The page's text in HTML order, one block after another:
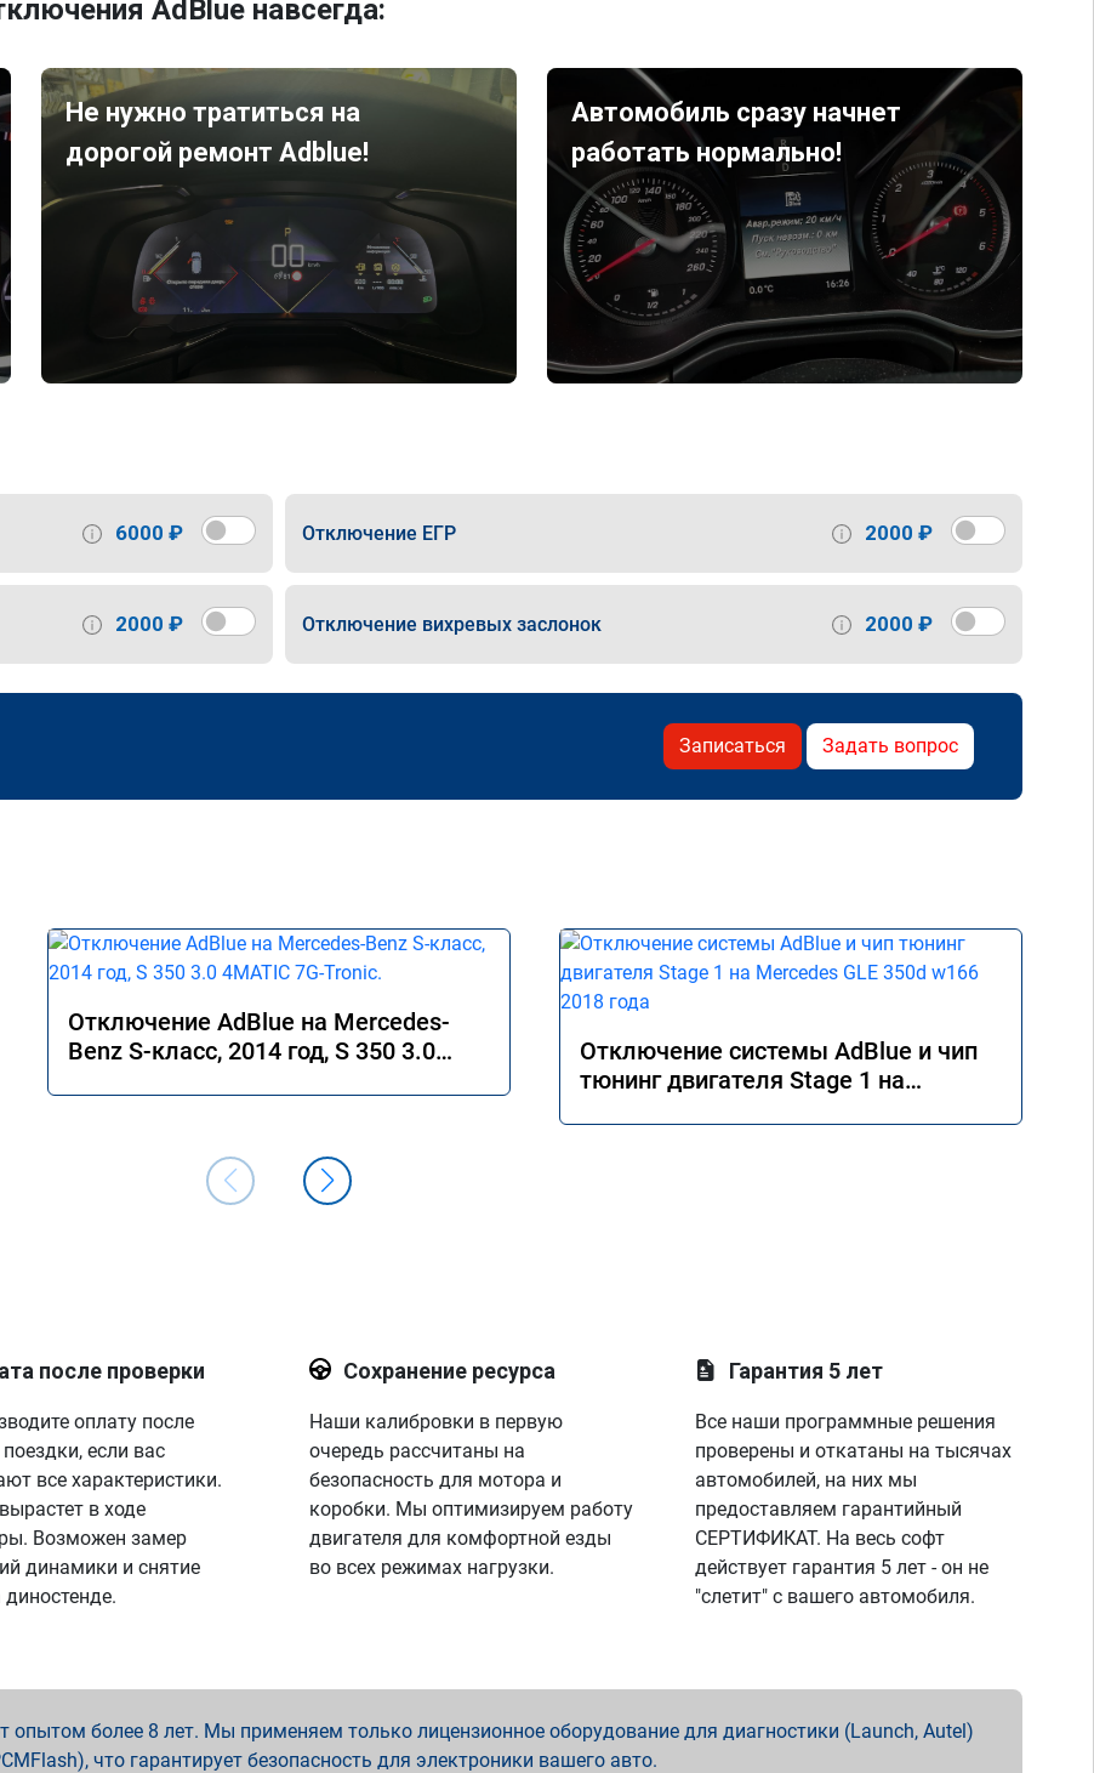
AdBlue навсегда:
Не нужно тратиться на
дорогой ремонт Adblue!
Автомобиль сразу начнет
работать нормально!
6000 ₽ Отключение ЕГР 2000 ₽
2000 ₽ Отключение вихревых заслонок 2000 ₽
Записаться Задать вопрос
Отключение AdBlue на Mercedes-
Benz S-класс, 2014 год, S 350 3.0
Отключение системы AdBlue и чип
тюнинг двигателя Stage 1 на
после проверки
оплату после
если вас
все характеристики.
в ходе
Возможен замер
динамики и снятие
диностенде.
Сохранение ресурса
Наши калибровки в первую
очередь рассчитаны на
безопасность для мотора и
коробки. Мы оптимизируем работу
двигателя для комфортной езды
во всех режимах нагрузки.
Гарантия 5 лет
Все наши программные решения
проверены и откатаны на тысячах
автомобилей, на них мы
предоставляем гарантийный
СЕРТИФИКАТ. На весь софт
действует гарантия 5 лет - он не
"слетит" с вашего автомобиля.
более 8 лет. Мы применяем только лицензионное оборудование для диагностики (Launch, Autel)
что гарантирует безопасность для электроники вашего авто.